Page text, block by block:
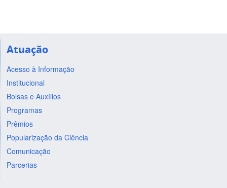
Atuação
Acesso à Informação
Institucional
Bolsas e Auxílios
Programas
Prêmios
Popularização da Ciência
Comunicação
Parcerias